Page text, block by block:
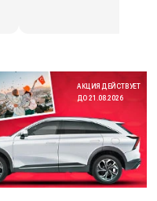
АКЦИЯ ДЕЙСТВУЕТ
ДО 21.08.2026